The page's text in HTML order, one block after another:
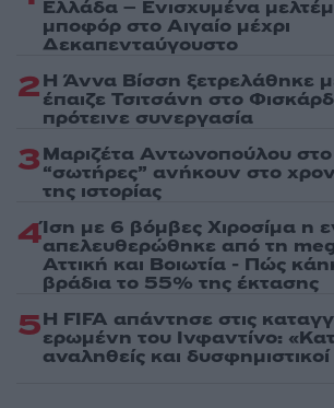
Ελλάδα – Ενισχυμένα
μποφόρ στο Αιγαίο μέχρι
Δεκαπενταύγουστο
2Η Άννα Βίσση ξετρελάθηκε
έπαιζε Τσιτσάνη στο
πρότεινε συνεργασία
3Μαριζέτα Αντωνοπούλου
“σωτήρες” ανήκουν στο
της ιστορίας
4Ίση με 6 βόμβες Χιροσίμα η
απελευθερώθηκε από τη
Αττική και Βοιωτία - Πώς
βράδια το 55% της έκτασης
5Η FIFA απάντησε στις
ερωμένη του Ινφαντίνο:
αναληθείς και δυσφημιστικοί